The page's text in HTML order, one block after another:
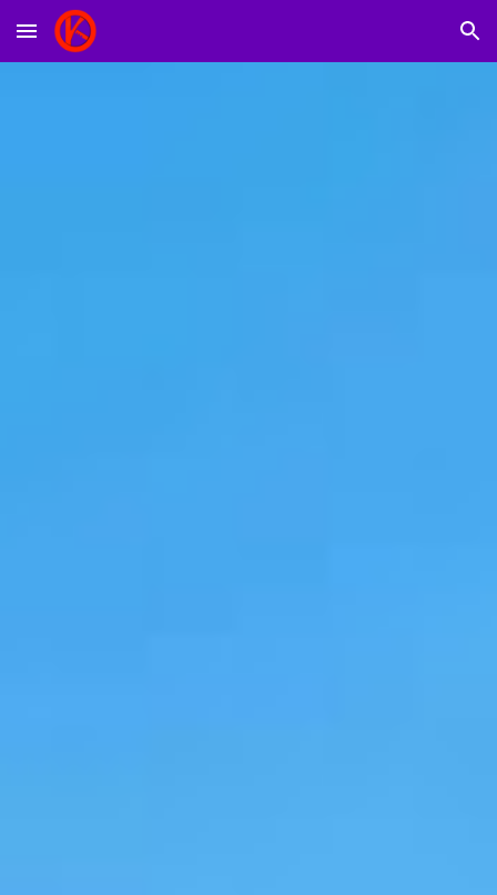
Skip to main content Skip to navigation